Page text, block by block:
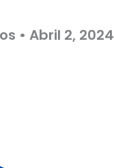
Abril 2, 2024